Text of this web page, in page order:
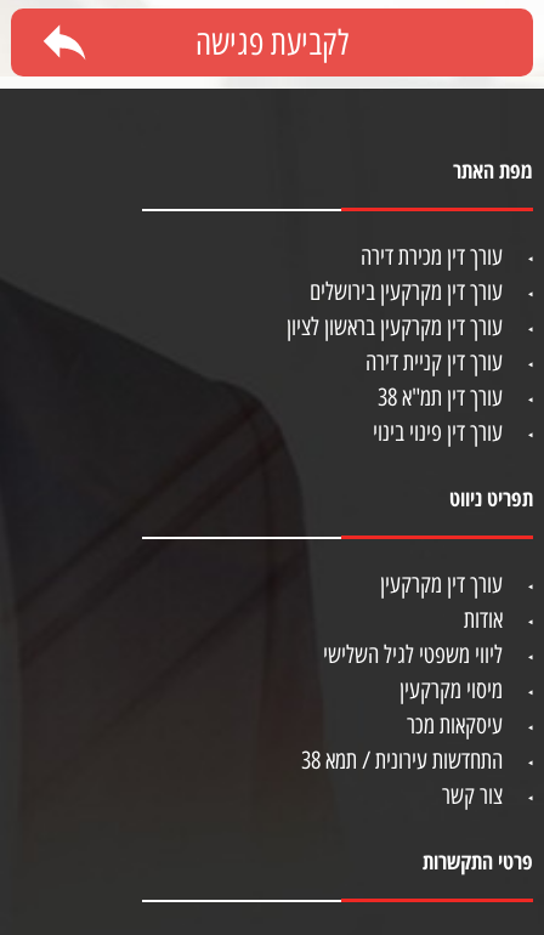
מפת האתר
עורך דין מכירת דירה
עורך דין מקרקעין בירושלים
עורך דין מקרקעין בראשון לציון
עורך דין קניית דירה
עורך דין תמ"א 38
עורך דין פינוי בינוי
תפריט ניווט
עורך דין מקרקעין
אודות
ליווי משפטי לגיל השלישי
מיסוי מקרקעין
עיסקאות מכר
התחדשות עירונית / תמא 38
צור קשר
פרטי התקשרות